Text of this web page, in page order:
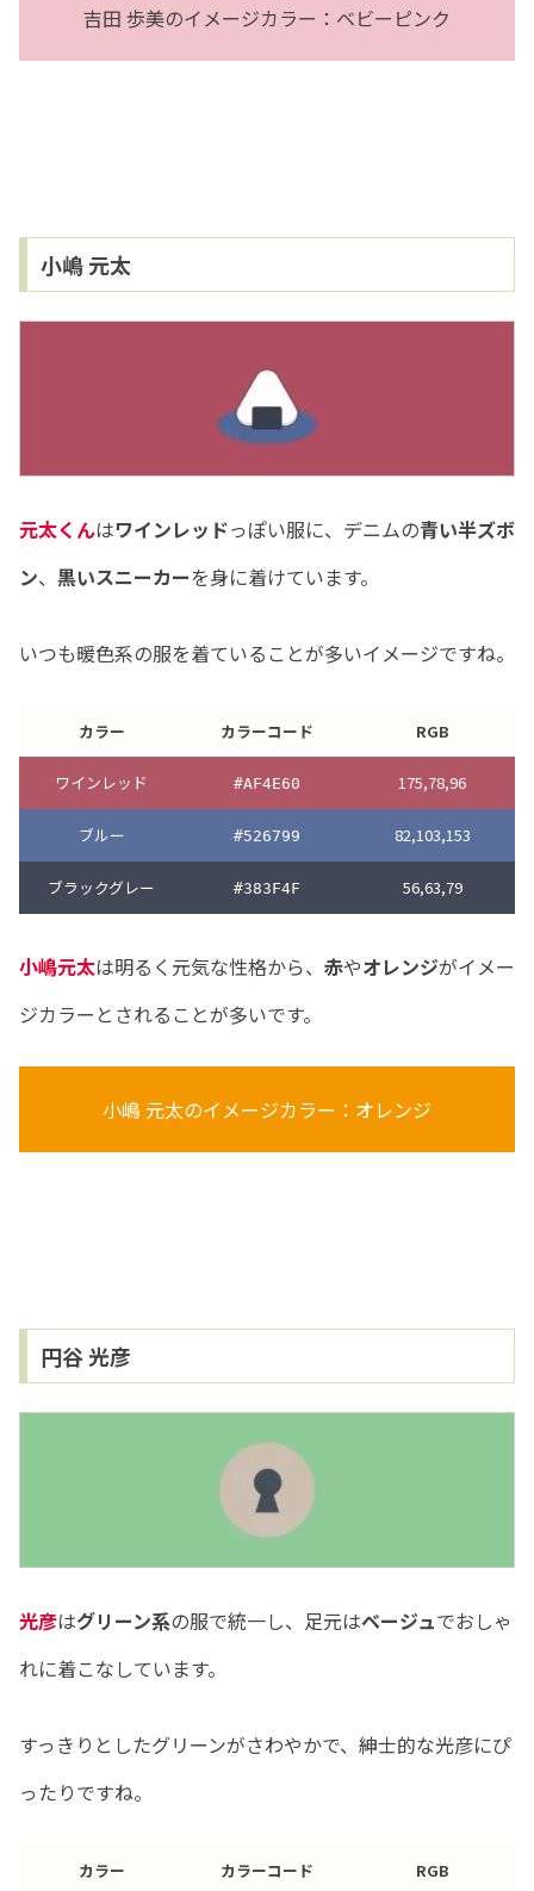
吉田 歩美のイメージカラー：ベビーピンク
小嶋 元太
元太くんはワインレッドっぽい服に、デニムの青い半ズボ
ン、 黒いスニーカーを身に着けています。
いつも暖色系の服を着ていることが多いイメージですね。
カラー カラーコード RGB
ワインレッド #AF4E60 175,78,96
ブルー #526799 82,103,153
ブラックグレー #383F4F 56,63,79
小嶋元太は明るく元気な性格から、 赤やオレンジがイメー
ジカラーとされることが多いです。
小嶋 元太のイメージカラー：オレンジ
円谷 光彦
光彦はグリーン系の服で統一し、足元はベージュでおしゃ
れに着こなしています。
すっきりとしたグリーンがさわやかで、紳士的な光彦にぴ
ったりですね。
カラー カラーコード RGB